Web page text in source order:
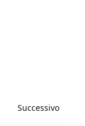
Successivo